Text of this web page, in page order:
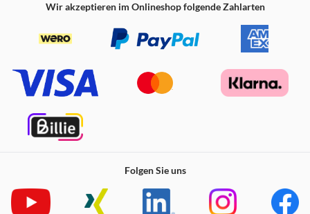
Wir akzeptieren im Onlineshop folgende Zahlarten
Folgen Sie uns